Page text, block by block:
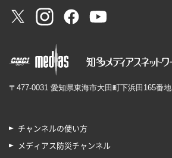
〒477-0031 愛知県東海市大田町下浜田165番地
チャンネルの使い方
メディアス防災チャンネル